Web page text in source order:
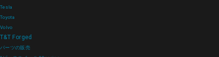
Tesla
Toyota
Volvo
T&T Forged
パーツの販売